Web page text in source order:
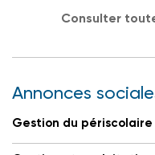
Consulter
Annonces
Gestion du